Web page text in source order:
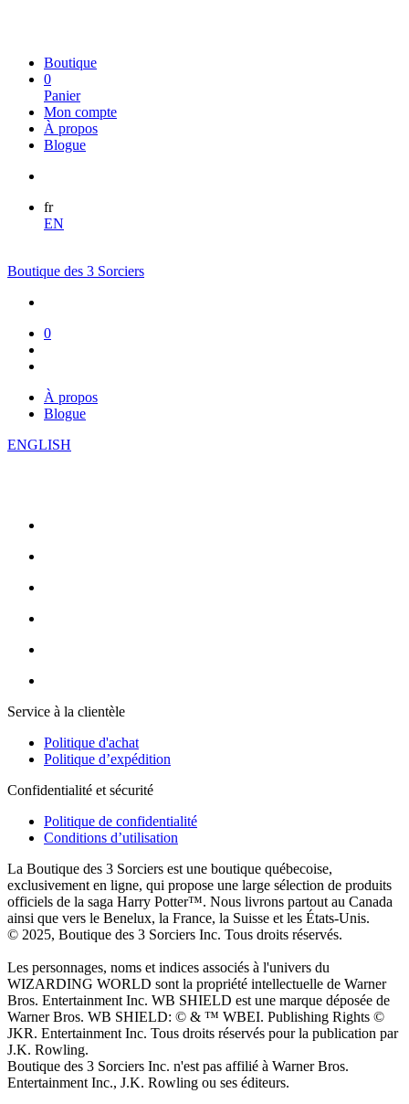
Boutique
0
Panier
Mon compte
À propos
Blogue
fr
EN
Boutique des 3 Sorciers
0
À propos
Blogue
ENGLISH
Service à la clientèle
Politique d'achat
Politique d’expédition
Confidentialité et sécurité
Politique de confidentialité
Conditions d’utilisation
La Boutique des 3 Sorciers est une boutique québecoise,
exclusivement en ligne, qui propose une large sélection de produits
officiels de la saga Harry Potter™. Nous livrons partout au Canada
ainsi que vers le Benelux, la France, la Suisse et les États-Unis.
© 2025, Boutique des 3 Sorciers Inc. Tous droits réservés.
Les personnages, noms et indices associés à l'univers du
WIZARDING WORLD sont la propriété intellectuelle de Warner
Bros. Entertainment Inc. WB SHIELD est une marque déposée de
Warner Bros. WB SHIELD: © & ™ WBEI. Publishing Rights ©
JKR. Entertainment Inc. Tous droits réservés pour la publication par
J.K. Rowling.
Boutique des 3 Sorciers Inc. n'est pas affilié à Warner Bros.
Entertainment Inc., J.K. Rowling ou ses éditeurs.